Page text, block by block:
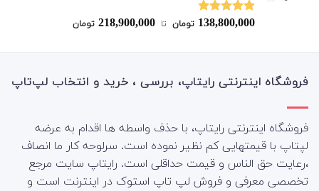
نمره4.80
138,800,000 تومان ‌ تا ‌ 218,900,000 تومان
فروشگاه اینترنتی رایتاپ، بررسی ، خرید و انتخاب لپ‌تاپ
فروشگاه اینترنتی رایتاپ، با حذف واسطه ها اقدام به عرضه
لپتاپ با قیمتهایی کم نظیر نموده است. سرلوحه کار ما انصاف
،رعایت حق الناس و قیمت حداقلی است. رایتاپ سایت مرجع
تخصصی معرفی و فروش لپ تاپ استوک در اینترنت است و